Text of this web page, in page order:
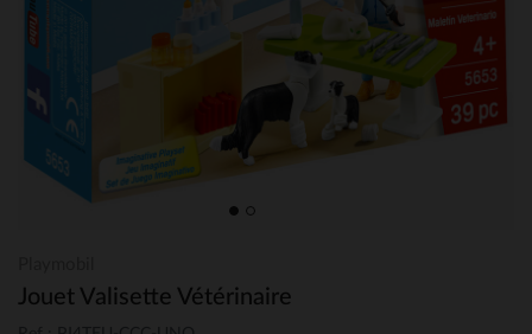
Jouet Valisette Vétérinaire